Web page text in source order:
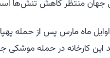
جهان منتظر کاهش تنش‌ها
ماه مارس پس از حمله
این کارخانه در حمله